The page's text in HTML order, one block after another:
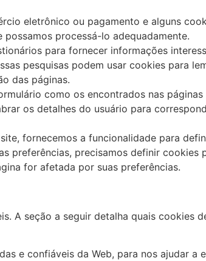
eletrônico ou pagamento e alguns
processá-lo adequadamente.
para fornecer informações
pesquisas podem usar cookies para
das páginas.
como os encontrados nas
os detalhes do usuário para
fornecemos a funcionalidade para
preferências, precisamos definir cookies
for afetada por suas preferências.
A seção a seguir detalha quais cookies
e confiáveis da Web, para nos ajudar a